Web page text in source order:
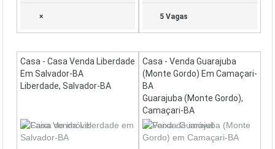
× 5 Vagas
Casa - Casa Venda Liberdade
Em Salvador-BA
Liberdade, Salvador-BA
Casa - Venda Guarajuba
(Monte Gordo) Em Camaçari-
BA
Guarajuba (Monte Gordo),
Camaçari-BA